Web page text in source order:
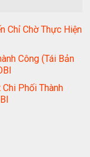
Chỉ Chờ Thực Hiện
Công (Tái Bản
Phối Thành